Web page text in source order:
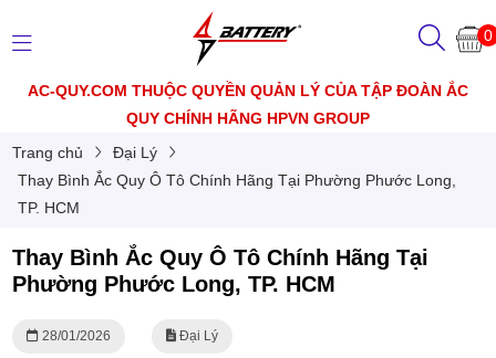
0
AC-QUY.COM THUỘC QUYỀN QUẢN LÝ CỦA TẬP ĐOÀN ẮC
QUY CHÍNH HÃNG HPVN GROUP
Trang chủ
Đại Lý
Thay Bình Ắc Quy Ô Tô Chính Hãng Tại Phường Phước Long,
TP. HCM
Thay Bình Ắc Quy Ô Tô Chính Hãng Tại
Phường Phước Long, TP. HCM
28/01/2026 Đại Lý